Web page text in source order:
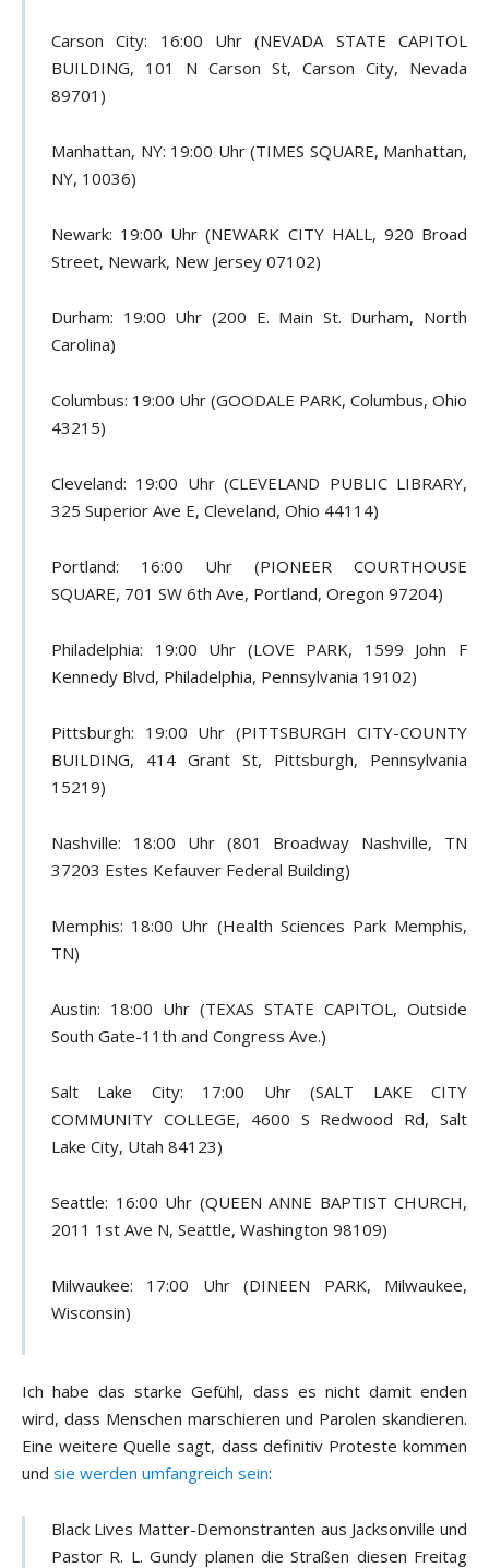
Carson City: 16:00 Uhr (NEVADA STATE CAPITOL
BUILDING, 101 N Carson St, Carson City, Nevada
89701)
Manhattan, NY: 19:00 Uhr (TIMES SQUARE, Manhattan,
NY, 10036)
Newark: 19:00 Uhr (NEWARK CITY HALL, 920 Broad
Street, Newark, New Jersey 07102)
Durham: 19:00 Uhr (200 E. Main St. Durham, North
Carolina)
Columbus: 19:00 Uhr (GOODALE PARK, Columbus, Ohio
43215)
Cleveland: 19:00 Uhr (CLEVELAND PUBLIC LIBRARY,
325 Superior Ave E, Cleveland, Ohio 44114)
Portland: 16:00 Uhr (PIONEER COURTHOUSE
SQUARE, 701 SW 6th Ave, Portland, Oregon 97204)
Philadelphia: 19:00 Uhr (LOVE PARK, 1599 John F
Kennedy Blvd, Philadelphia, Pennsylvania 19102)
Pittsburgh: 19:00 Uhr (PITTSBURGH CITY-COUNTY
BUILDING, 414 Grant St, Pittsburgh, Pennsylvania
15219)
Nashville: 18:00 Uhr (801 Broadway Nashville, TN
37203 Estes Kefauver Federal Building)
Memphis: 18:00 Uhr (Health Sciences Park Memphis,
TN)
Austin: 18:00 Uhr (TEXAS STATE CAPITOL, Outside
South Gate-11th and Congress Ave.)
Salt Lake City: 17:00 Uhr (SALT LAKE CITY
COMMUNITY COLLEGE, 4600 S Redwood Rd, Salt
Lake City, Utah 84123)
Seattle: 16:00 Uhr (QUEEN ANNE BAPTIST CHURCH,
2011 1st Ave N, Seattle, Washington 98109)
Milwaukee: 17:00 Uhr (DINEEN PARK, Milwaukee,
Wisconsin)
Ich habe das starke Gefühl, dass es nicht damit enden
wird, dass Menschen marschieren und Parolen skandieren.
Eine weitere Quelle sagt, dass definitiv Proteste kommen
und sie werden umfangreich sein:
Black Lives Matter-Demonstranten aus Jacksonville und
Pastor R. L. Gundy planen die Straßen diesen Freitag